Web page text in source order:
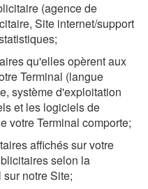
(agence de
Site internet/support
qu'elles opèrent aux
Terminal (langue
système d'exploitation
et les logiciels de
votre Terminal comporte;
affichés sur votre
selon la
notre Site;